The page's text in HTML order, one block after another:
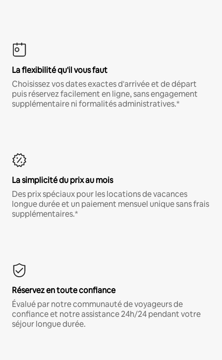
La flexibilité qu'il vous faut
Choisissez vos dates exactes d'arrivée et de départ
puis réservez facilement en ligne, sans engagement
supplémentaire ni formalités administratives.*
La simplicité du prix au mois
Des prix spéciaux pour les locations de vacances
longue durée et un paiement mensuel unique sans frais
supplémentaires.*
Réservez en toute confiance
Évalué par notre communauté de voyageurs de
confiance et notre assistance 24h/24 pendant votre
séjour longue durée.